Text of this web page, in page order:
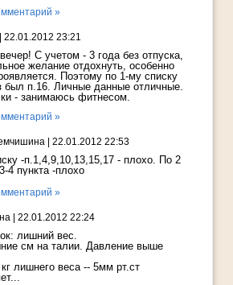
»
22.01.2012 23:21
С учетом - 3 года без отпуска,
желание отдохнуть, особенно
Поэтому по 1-му списку
был п.16. Личные данные отличные.
- занимаюсь фитнесом.
»
22.01.2012 22:53
-п.1,4,9,10,13,15,17 - плохо. По 2
4 пункта -плохо
»
22.01.2012 22:24
лишний вес.
см на талии. Давление выше
лишнего веса -- 5мм рт.ст